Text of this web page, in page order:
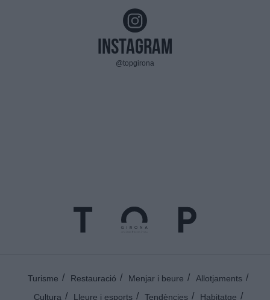
Instagram
@topgirona
Turisme Restauració Menjar i beure
Allotjaments
Cultura
Lleure i esports Tendències Habitatge